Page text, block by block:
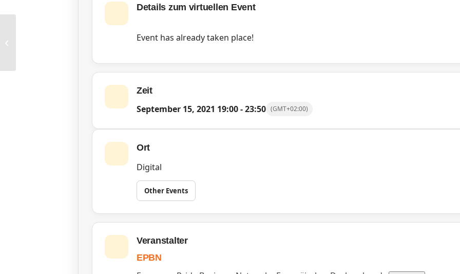
Details zum virtuellen Event
Event has already taken place!
Zeit
September 15, 2021 19:00-23:50 (GMT+02:00)
Ort
Digital
Other Events
Veranstalter
EPBN